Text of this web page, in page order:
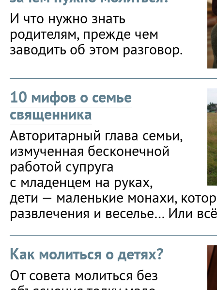
И что нужно знать
родителям, прежде чем
заводить об этом разговор.
10 мифов о семье
священника
Авторитарный глава семьи,
измученная бесконечной
работой супруга
с младенцем на руках,
дети — маленькие монахи,
развлечения и веселье… Или
Как молиться о детях?
От совета молиться без